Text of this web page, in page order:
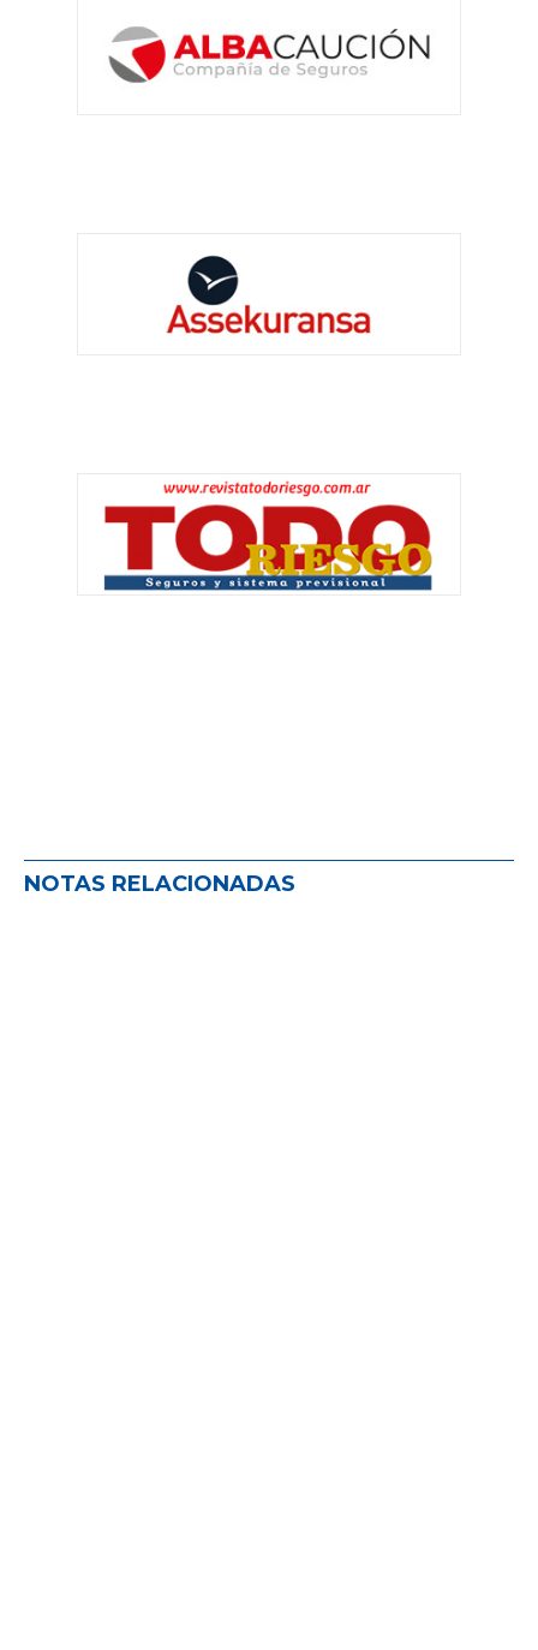
NOTAS RELACIONADAS